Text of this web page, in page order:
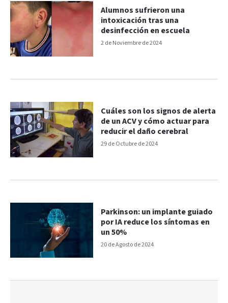
2 de Noviembre de 2024
Alumnos sufrieron una
intoxicación tras una
desinfección en escuela
29 de Octubre de 2024
Cuáles son los signos de alerta
de un ACV y cómo actuar para
reducir el daño cerebral
20 de Agosto de 2024
Parkinson: un implante guiado
por IA reduce los síntomas en
un 50%